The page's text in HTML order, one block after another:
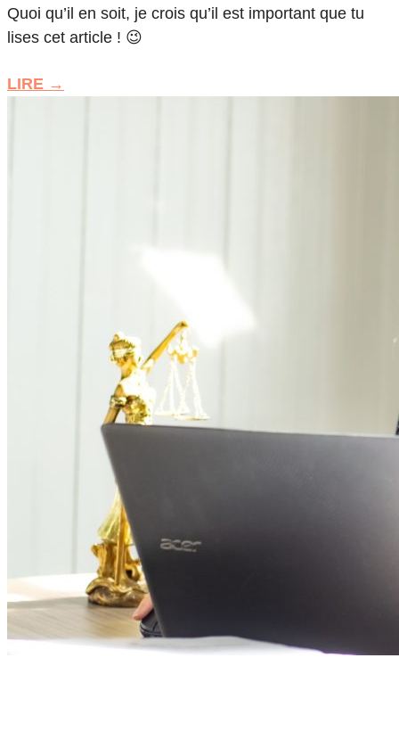
Quoi qu’il en soit, je crois qu’il est important que tu
lises cet article ! 😉
LIRE →